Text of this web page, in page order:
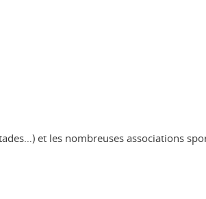
et les nombreuses associations